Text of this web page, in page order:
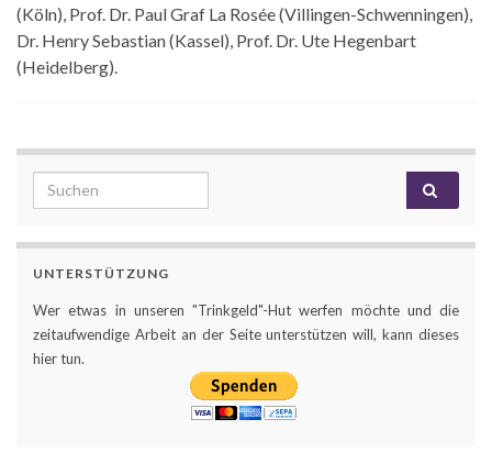
(Köln), Prof. Dr. Paul Graf La Rosée (Villingen-Schwenningen),
Dr. Henry Sebastian (Kassel), Prof. Dr. Ute Hegenbart
(Heidelberg).
Search for:
UNTERSTÜTZUNG
Wer etwas in unseren "Trinkgeld"-Hut werfen möchte und die
zeitaufwendige Arbeit an der Seite unterstützen will, kann dieses
hier tun.